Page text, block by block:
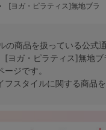
[ヨガ・ピラティス]無地ブラ
商品を扱っている公式通
[ヨガ・ピラティス]無地ブ
ジです。
フスタイルに関する商品